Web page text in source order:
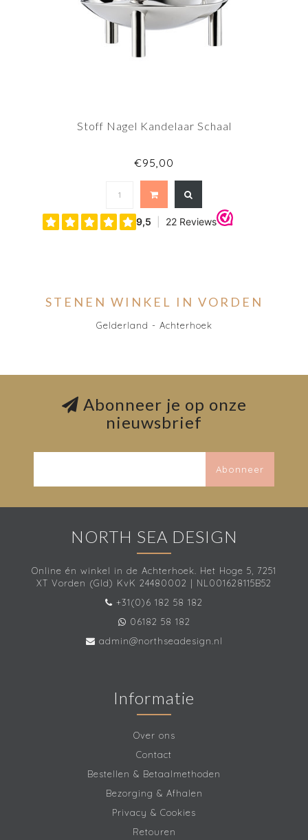
Stoff Nagel Kandelaar Schaal
€95,00
STENEN WINKEL IN VORDEN
Gelderland - Achterhoek
Abonneer je op onze
nieuwsbrief
Abonneer
NORTH SEA DESIGN
Online én winkel in de Achterhoek. Het Hoge 5, 7251
XT Vorden (Gld) KvK 24480002 | NL001628115B52
+31(0)6 182 58 182
06182 58 182
admin@northseadesign.nl
Informatie
Over ons
Contact
Bestellen & Betaalmethoden
Bezorging & Afhalen
Privacy & Cookies
Retouren